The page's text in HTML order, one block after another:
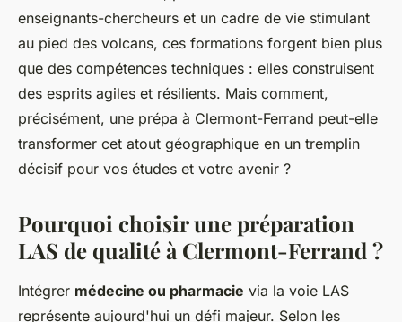
enseignants-chercheurs et un cadre de vie stimulant
au pied des volcans, ces formations forgent bien plus
que des compétences techniques : elles construisent
des esprits agiles et résilients. Mais comment,
précisément, une prépa à Clermont-Ferrand peut-elle
transformer cet atout géographique en un tremplin
décisif pour vos études et votre avenir ?
Pourquoi choisir une préparation
LAS de qualité à Clermont-Ferrand ?
Intégrer médecine ou pharmacie via la voie LAS
représente aujourd'hui un défi majeur. Selon les